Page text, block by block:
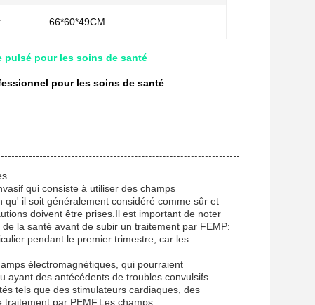
66*60*49CM
pulsé pour les soins de santé
pour les soins de santé
qui consiste à utiliser des champs
il soit généralement considéré comme sûr et
doivent être prises.Il est important de noter
la santé avant de subir un traitement par FEMP:
pendant le premier trimestre, car les
électromagnétiques, qui pourraient
ayant des antécédents de troubles convulsifs.
tels que des stimulateurs cardiaques, des
par PEMF.Les champs